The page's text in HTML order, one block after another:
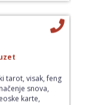
visak, feng
snova,
karte,